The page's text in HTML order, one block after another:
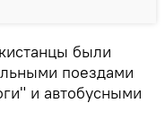
были
поездами
и автобусными